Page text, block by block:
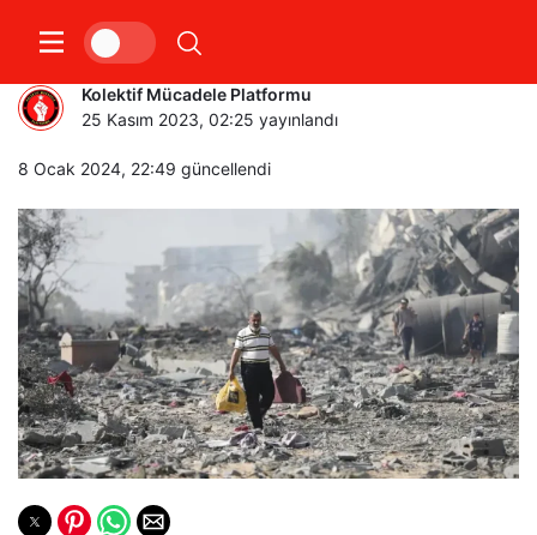
GAZZE’DE ATEŞKES
Kolektif Mücadele Platformu
25 Kasım 2023, 02:25 yayınlandı
8 Ocak 2024, 22:49 güncellendi